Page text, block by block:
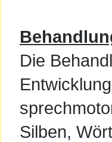
Die
Silben,